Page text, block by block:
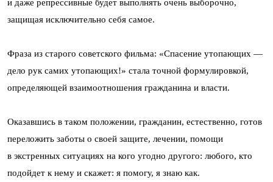
и даже репрессивные будет выполнять очень выборочно,
защищая исключительно себя самое.
Фраза из старого советского фильма: «Спасение утопающих —
дело рук самих утопающих!» стала точной формулировкой,
определяющей взаимоотношения гражданина и власти.
Оказавшись в таком положении, гражданин, естественно, готов
переложить заботы о своей защите, лечении, помощи
в экстренных ситуациях на кого угодно другого: любого, кто
подойдет к нему и скажет: я помогу, я знаю как.